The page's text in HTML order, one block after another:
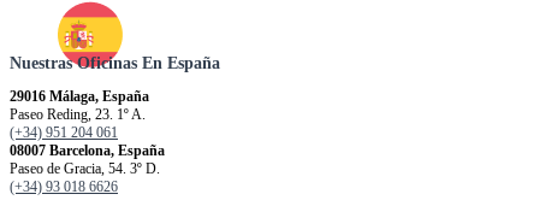
Nuestras Oficinas En España
29016 Málaga, España
Paseo Reding, 23. 1º A.
(+34) 951 204 061
08007 Barcelona, España
Paseo de Gracia, 54. 3º D.
(+34) 93 018 6626